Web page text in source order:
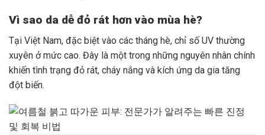
Vì sao da dễ đỏ rát hơn vào mùa hè?
Tại Việt Nam, đặc biệt vào các tháng hè, chỉ số UV thường
xuyên ở mức cao. Đây là một trong những nguyên nhân chính
khiến tình trạng đỏ rát, cháy nắng và kích ứng da gia tăng
đột biến.